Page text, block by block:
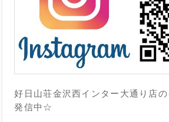
好日山荘金沢西インター大通り店
発信中☆